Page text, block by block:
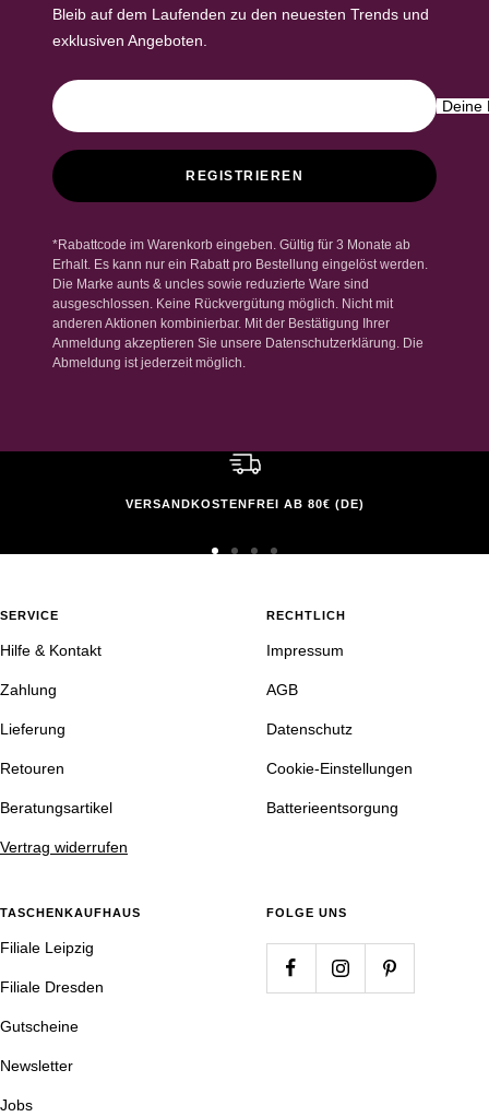
Bleib auf dem Laufenden zu den neuesten Trends und
exklusiven Angeboten.
Deine
REGISTRIEREN
*Rabattcode im Warenkorb eingeben. Gültig für 3 Monate ab
Erhalt. Es kann nur ein Rabatt pro Bestellung eingelöst werden.
Die Marke aunts & uncles sowie reduzierte Ware sind
ausgeschlossen. Keine Rückvergütung möglich. Nicht mit
anderen Aktionen kombinierbar. Mit der Bestätigung Ihrer
Anmeldung akzeptieren Sie unsere Datenschutzerklärung. Die
Abmeldung ist jederzeit möglich.
VERSANDKOSTENFREI AB 80€ (DE)
gehengehen
4
SERVICE
Hilfe & Kontakt
Zahlung
Lieferung
Retouren
Beratungsartikel
Vertrag widerrufen
RECHTLICH
Impressum
AGB
Datenschutz
Cookie-Einstellungen
Batterieentsorgung
TASCHENKAUFHAUS
Filiale Leipzig
Filiale Dresden
Gutscheine
Newsletter
Jobs
FOLGE UNS